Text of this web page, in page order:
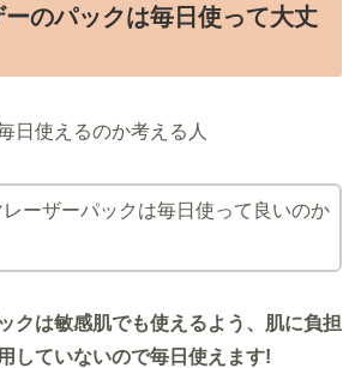
のパックは毎日使って大丈
レーザーパックは毎日使って良いのか
クは敏感肌でも使えるよう、肌に負担
していないので毎日使えます!